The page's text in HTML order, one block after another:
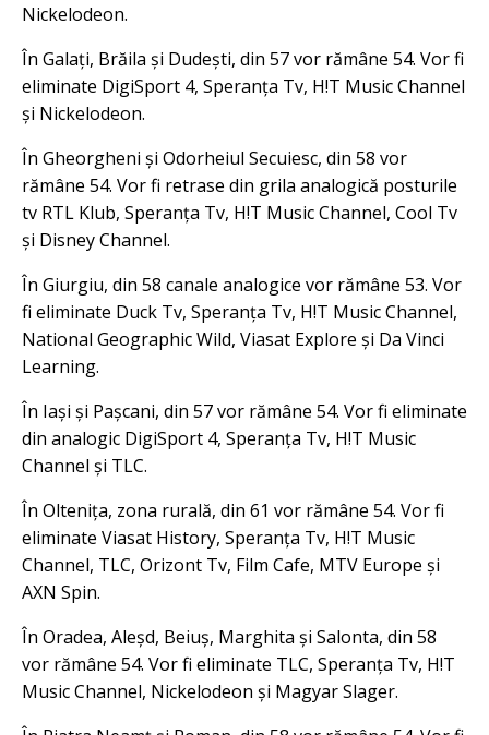
Nickelodeon.
În Galați, Brăila și Dudești, din 57 vor rămâne 54. Vor fi
eliminate DigiSport 4, Speranța Tv, H!T Music Channel
și Nickelodeon.
În Gheorgheni și Odorheiul Secuiesc, din 58 vor
rămâne 54. Vor fi retrase din grila analogică posturile
tv RTL Klub, Speranța Tv, H!T Music Channel, Cool Tv
și Disney Channel.
În Giurgiu, din 58 canale analogice vor rămâne 53. Vor
fi eliminate Duck Tv, Speranța Tv, H!T Music Channel,
National Geographic Wild, Viasat Explore și Da Vinci
Learning.
În Iași și Pașcani, din 57 vor rămâne 54. Vor fi eliminate
din analogic DigiSport 4, Speranța Tv, H!T Music
Channel și TLC.
În Oltenița, zona rurală, din 61 vor rămâne 54. Vor fi
eliminate Viasat History, Speranța Tv, H!T Music
Channel, TLC, Orizont Tv, Film Cafe, MTV Europe și
AXN Spin.
În Oradea, Aleșd, Beiuș, Marghita și Salonta, din 58
vor rămâne 54. Vor fi eliminate TLC, Speranța Tv, H!T
Music Channel, Nickelodeon și Magyar Slager.